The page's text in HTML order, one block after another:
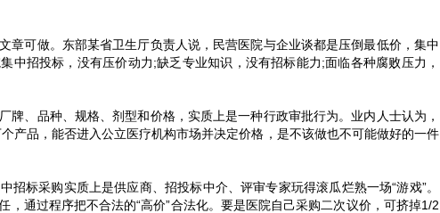
章可做。东部某省卫生厅负责人说，民营医院与企业谈都是压倒最低价，集中
中招投标，没有压价动力;缺乏专业知识，没有招标能力;面临各种腐败压力，
牌、品种、规格、剂型和价格，实质上是一种行政审批行为。业内人士认为，
产品，能否进入公立医疗机构市场并决定价格，是不该做也不可能做好的一件
招标采购实质上是供应商、招投标中介、评审专家玩得滚瓜烂熟一场“游戏”。
，通过程序把不合法的“高价”合法化。要是医院自己采购二次议价，可挤掉1/2